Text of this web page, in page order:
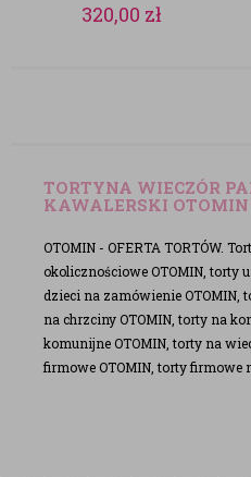
320,00 zł
TORTYNA WIECZÓR
KAWALERSKI OTOMIN
OTOMIN - OFERTA TORTÓW.
okolicznościowe OTOMIN, torty
dzieci na zamówienie OTOMIN,
na chrzciny OTOMIN, torty na
komunijne OTOMIN, torty na
firmowe OTOMIN, torty firmowe